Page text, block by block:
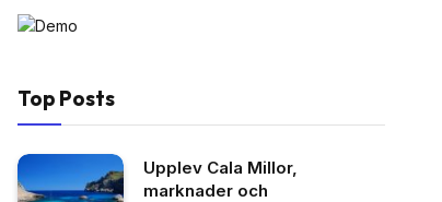
Top Posts
Upplev Cala Millor,
marknader och